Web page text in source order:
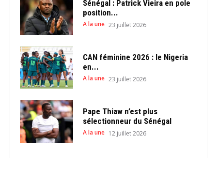
Sénégal : Patrick Vieira en pole
position...
A la une 23 juillet 2026
CAN féminine 2026 : le Nigeria
en...
A la une 23 juillet 2026
Pape Thiaw n’est plus
sélectionneur du Sénégal
A la une 12 juillet 2026